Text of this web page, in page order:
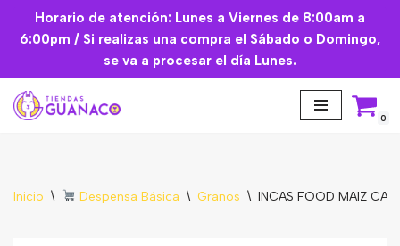
Saltar
contenido
Horario de atención: Lunes a Viernes de 8:00am a
6:00pm / Si realizas una compra el Sábado o Domingo,
se va a procesar el día Lunes.
0
Inicio \ Despensa Básica \ Granos \ INCAS FOOD MAIZ